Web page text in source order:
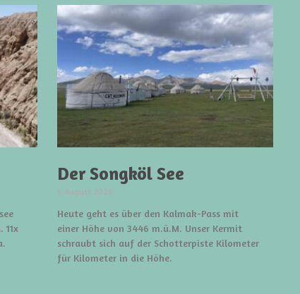
11x
Der Songköl See
1. August 2026
Heute geht es über den Kalmak-Pass mit
einer Höhe von 3446 m.ü.M. Unser Kermit
schraubt sich auf der Schotterpiste Kilometer
für Kilometer in die Höhe.